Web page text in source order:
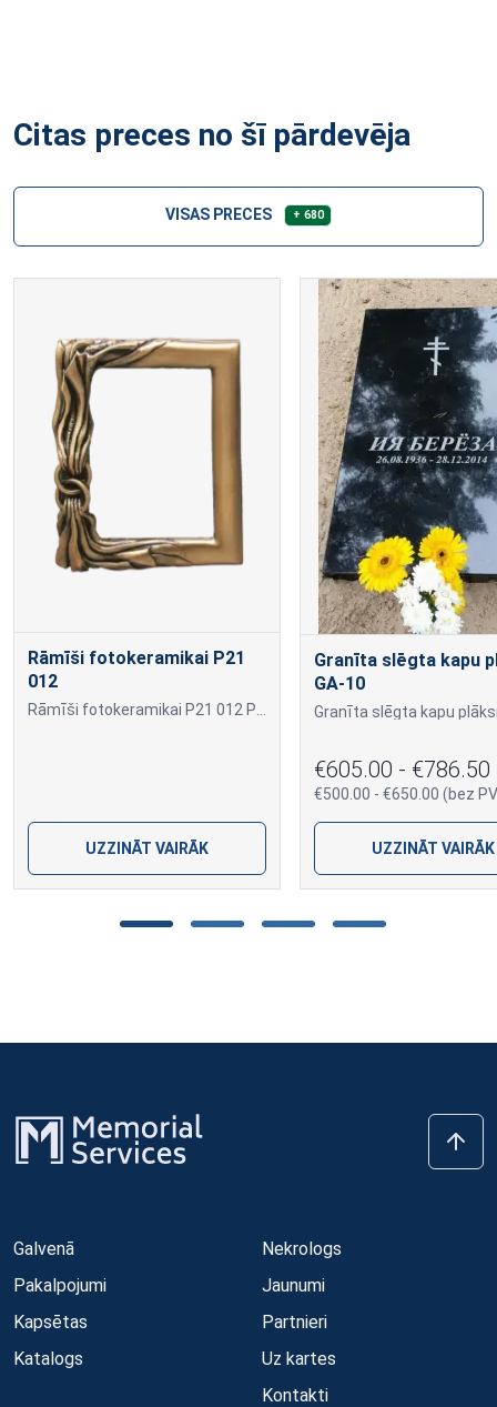
Citas preces no šī pārdevēja
VISAS PRECES + 680
Rāmīši fotokeramikai P21
012
Rāmīši fotokeramikai P21 012 P21 012
UZZINĀT VAIRĀK
Granīta slēgta kapu
GA-10
€605.00 - €786.50
€500.00 - €650.00 (bez
UZZINĀT VAIRĀK
Galvenā
Pakalpojumi
Kapsētas
Katalogs
Nekrologs
Jaunumi
Partnieri
Uz kartes
Kontakti